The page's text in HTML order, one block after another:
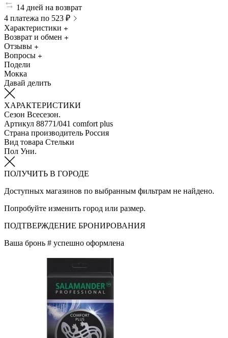
14 дней на возврат
4 платежа по 523 ₽
Характеристики
Возврат и обмен
Отзывы
Вопросы
Подели
Мокка
Давай делить
ХАРАКТЕРИСТИКИ
Сезон Всесезон.
Артикул 88771/041 comfort plus
Страна производитель Россия
Вид товара Стельки
Пол Уни.
ПОЛУЧИТЬ В ГОРОДЕ
Доступных магазинов по выбранным фильтрам не найдено.
Попробуйте изменить город или размер.
ПОДТВЕРЖДЕНИЕ БРОНИРОВАНИЯ
Ваша бронь # успешно оформлена